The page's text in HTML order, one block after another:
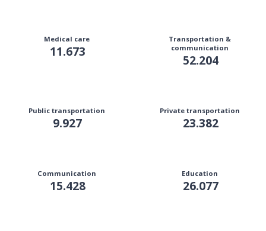
Medical care
11.673
Transportation &
communication
52.204
Public transportation
9.927
Private transportation
23.382
Communication
15.428
Education
26.077